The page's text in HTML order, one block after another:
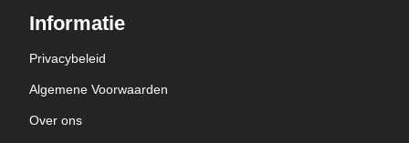
Informatie
Privacybeleid
Algemene Voorwaarden
Over ons